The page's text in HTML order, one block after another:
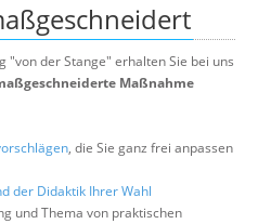
"von der Stange" erhalten Sie bei uns
Maßnahme
, die Sie ganz frei anpassen
der Didaktik Ihrer Wahl
und Thema von praktischen